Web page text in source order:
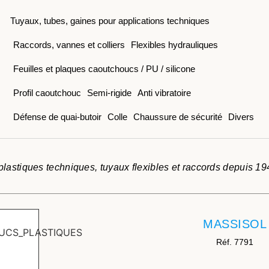
Tuyaux, tubes, gaines pour applications techniques
Raccords, vannes et colliers Flexibles hydrauliques
Feuilles et plaques caoutchoucs / PU / silicone
Profil caoutchouc Semi-rigide Anti vibratoire
Défense de quai-butoir Colle Chaussure de sécurité Divers
techniques, tuyaux flexibles et raccords depuis
MASSISOL
Réf. 7791